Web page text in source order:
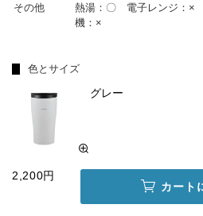
その他
熱湯：〇 電子レンジ：×
機：×
色とサイズ
グレー
2,200円
カート